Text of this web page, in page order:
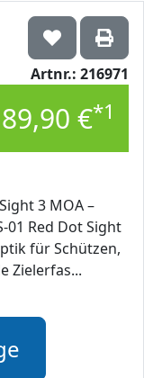
Artnr.: 216971
89,90 €*1
3 MOA –
01 Red Dot Sight
für Schützen,
Zielerfas...